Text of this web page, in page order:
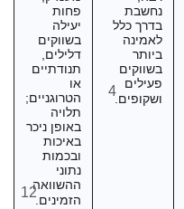
נחשבת
בדרך כלל
לאמינה
ביותר
בשווקים
פעילים
ושקופים.4
פחות
יעילה
בשווקים
דלילים,
תנודתיים
או
הטרוגניים;
תלויה
באופן ניכר
באיכות
ובכמות
נתוני
ההשוואה
הזמינים.12